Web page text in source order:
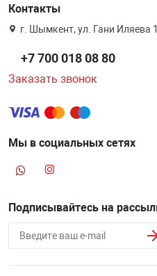
Контакты
г. Шымкент, ул. Гани Иляева
+7 700 018 08 80
Заказать звонок
Мы в социальных сетях
Подписывайтесь на